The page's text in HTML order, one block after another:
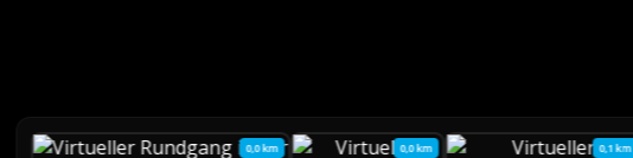
0,0 km 0,0 km 0,1 km